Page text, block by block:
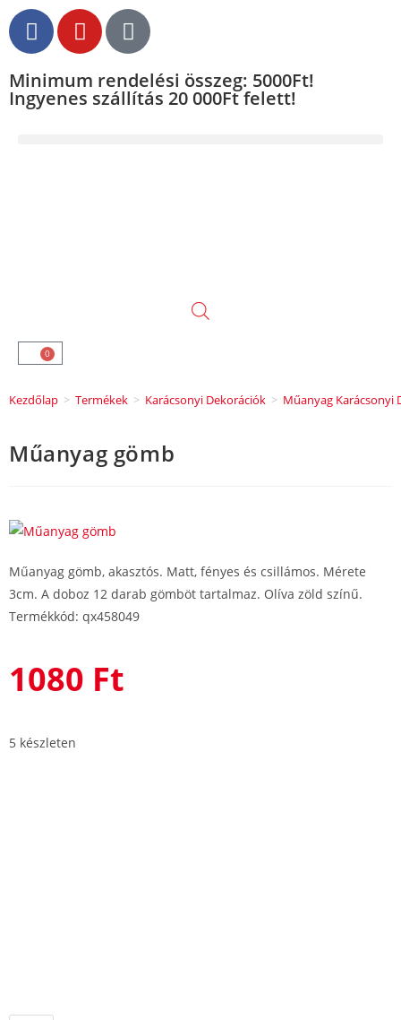
Minimum rendelési összeg: 5000Ft!
Ingyenes szállítás 20 000Ft felett!
0
Kezdőlap > Termékek > Karácsonyi Dekorációk > Műanyag Karácsonyi
Műanyag gömb
Műanyag gömb, akasztós. Matt, fényes és csillámos. Mérete
3cm. A doboz 12 darab gömböt tartalmaz. Olíva zöld színű.
Termékkód: qx458049
1080 Ft
5 készleten